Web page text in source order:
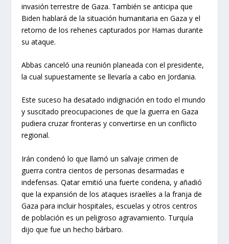
invasión terrestre de Gaza. También se anticipa que
Biden hablará de la situación humanitaria en Gaza y el
retorno de los rehenes capturados por Hamas durante
su ataque.
Abbas canceló una reunión planeada con el presidente,
la cual supuestamente se llevaría a cabo en Jordania.
Este suceso ha desatado indignación en todo el mundo
y suscitado preocupaciones de que la guerra en Gaza
pudiera cruzar fronteras y convertirse en un conflicto
regional.
Irán condenó lo que llamó un salvaje crimen de
guerra contra cientos de personas desarmadas e
indefensas. Qatar emitió una fuerte condena, y añadió
que la expansión de los ataques israelíes a la franja de
Gaza para incluir hospitales, escuelas y otros centros
de población es un peligroso agravamiento. Turquía
dijo que fue un hecho bárbaro.